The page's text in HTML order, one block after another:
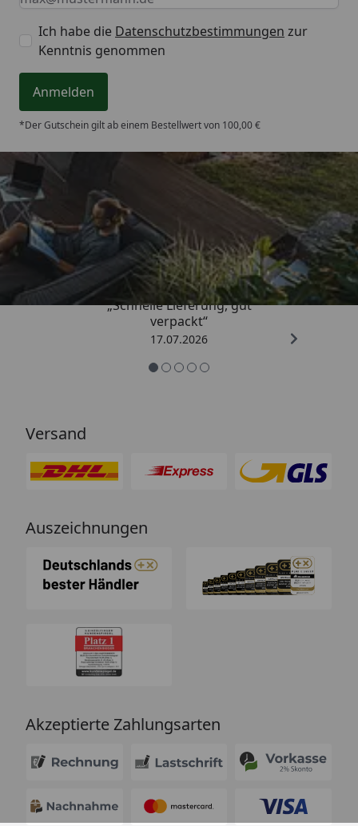
Ich habe die Datenschutzbestimmungen zur
Kenntnis genommen
Anmelden
*Der Gutschein gilt ab einem Bestellwert von 100,00 €
Trusted Shops
4,65/ 5
„Schnelle Lieferung, gut
verpackt“
17.07.2026
Versand
Auszeichnungen
Akzeptierte Zahlungsarten